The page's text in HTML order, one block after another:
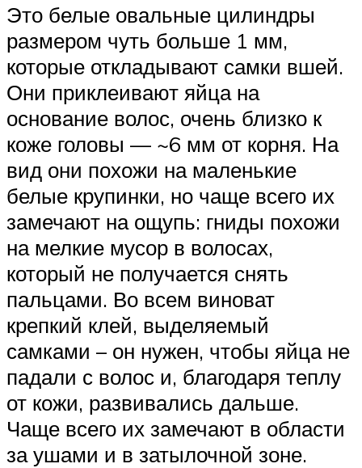
Это белые овальные цилиндры
размером чуть больше 1 мм,
которые откладывают самки вшей.
Они приклеивают яйца на
основание волос, очень близко к
коже головы — ~6 мм от корня. На
вид они похожи на маленькие
белые крупинки, но чаще всего их
замечают на ощупь: гниды похожи
на мелкие мусор в волосах,
который не получается снять
пальцами. Во всем виноват
крепкий клей, выделяемый
самками – он нужен, чтобы яйца не
падали с волос и, благодаря теплу
от кожи, развивались дальше.
Чаще всего их замечают в области
за ушами и в затылочной зоне.